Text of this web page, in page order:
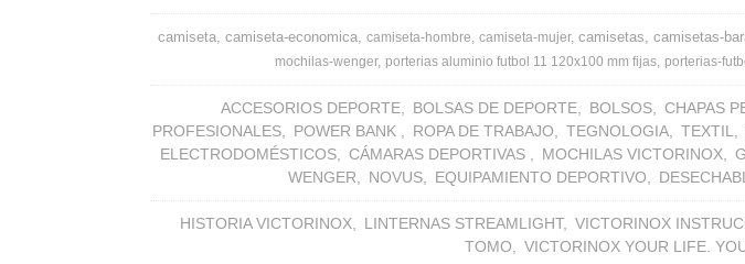
camiseta camiseta-economica camiseta-hombre camiseta-mujer camisetas camisetas-
mochilas-wenger porterias aluminio futbol 11 120x100 mm fijas porterias-
ACCESORIOS DEPORTE BOLSAS DE DEPORTE BOLSOS CHAPAS
PROFESIONALES
POWER BANK ROPA DE TRABAJO TEGNOLOGIA TEXTIL
ELECTRODOMÉSTICOS
CÁMARAS DEPORTIVAS MOCHILAS VICTORINOX
WENGER
NOVUS EQUIPAMIENTO DEPORTIVO
HISTORIA VICTORINOX LINTERNAS STREAMLIGHT VICTORINOX
TOMO
VICTORINOX YOUR LIFE.